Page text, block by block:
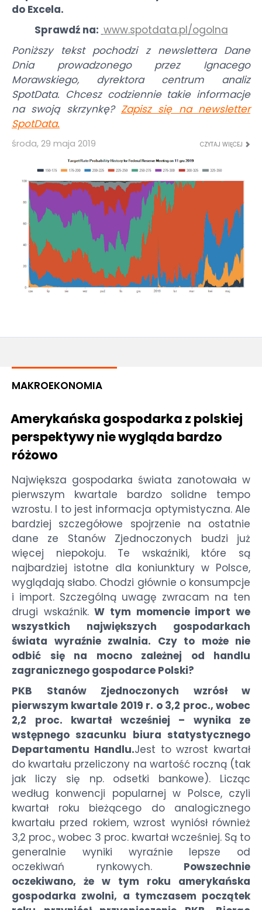
do Excela.
Sprawdź na: www.spotdata.pl/ogolna
Poniższy tekst pochodzi z newslettera Dane
Dnia prowadzonego przez Ignacego
Morawskiego, dyrektora centrum analiz
SpotData. Chcesz codziennie takie informacje
na swoją skrzynkę? Zapisz się na newsletter
SpotData.
środa, 29 maja 2019 CZYTAJ WIĘCEJ
MAKROEKONOMIA
Amerykańska gospodarka z polskiej
perspektywy nie wygląda bardzo
różowo
Największa gospodarka świata zanotowała w
pierwszym kwartale bardzo solidne tempo
wzrostu. I to jest informacja optymistyczna. Ale
bardziej szczegółowe spojrzenie na ostatnie
dane ze Stanów Zjednoczonych budzi już
więcej niepokoju. Te wskaźniki, które są
najbardziej istotne dla koniunktury w Polsce,
wyglądają słabo. Chodzi głównie o konsumpcje
i import. Szczególną uwagę zwracam na ten
drugi wskaźnik.W tym momencie import we
wszystkich największych gospodarkach
świata wyraźnie zwalnia. Czy to może nie
odbić się na mocno zależnej od handlu
zagranicznego gospodarce Polski?
PKB Stanów Zjednoczonych wzrósł w
pierwszym kwartale 2019 r. o 3,2 proc., wobec
2,2 proc. kwartał wcześniej – wynika ze
wstępnego szacunku biura statystycznego
Departamentu Handlu.Jest to wzrost kwartał
do kwartału przeliczony na wartość roczną (tak
jak liczy się np. odsetki bankowe). Licząc
według konwencji popularnej w Polsce, czyli
kwartał roku bieżącego do analogicznego
kwartału przed rokiem, wzrost wyniósł również
3,2 proc., wobec 3 proc. kwartał wcześniej. Są to
generalnie wyniki wyraźnie lepsze od
oczekiwań rynkowych. Powszechnie
oczekiwano, że w tym roku amerykańska
gospodarka zwolni, a tymczasem początek